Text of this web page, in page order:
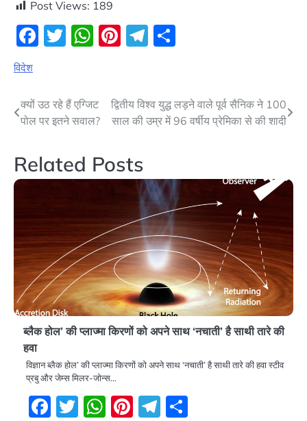
Post Views: 189
Facebook
Twitter
WhatsApp
Pinterest
Telegram
विदेश
Post
navigation
क्यों उठ रहे हैं ए​ग्जिट
पोल पर इतने सवाल?
द्वितीय विश्व युद्ध लड़ने वाले पूर्व सैनिक ने 100
साल की उम्र में 96 वर्षीय प्रेमिका से की शादी
Related Posts
ब्लैक होल’ की प्लाज्मा किरणों को अपने साथ ‘नचाती’ है साथी तारे की
हवा
विज्ञान ब्लैक होल’ की प्लाज्मा किरणों को अपने साथ ‘नचाती’ है साथी तारे की हवा स्टीव
प्रबु और जेम्स मिलर-जोन्स…
Facebook
Twitter
WhatsApp
Pinterest
Telegram